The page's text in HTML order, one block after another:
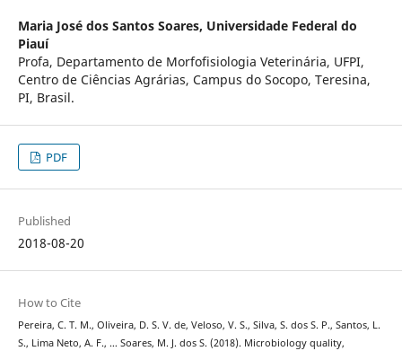
Maria José dos Santos Soares, Universidade Federal do
Piauí
Profa, Departamento de Morfofisiologia Veterinária, UFPI,
Centro de Ciências Agrárias, Campus do Socopo, Teresina,
PI, Brasil.
PDF
Published
2018-08-20
How to Cite
Pereira, C. T. M., Oliveira, D. S. V. de, Veloso, V. S., Silva, S. dos S. P., Santos, L.
S., Lima Neto, A. F., … Soares, M. J. dos S. (2018). Microbiology quality,